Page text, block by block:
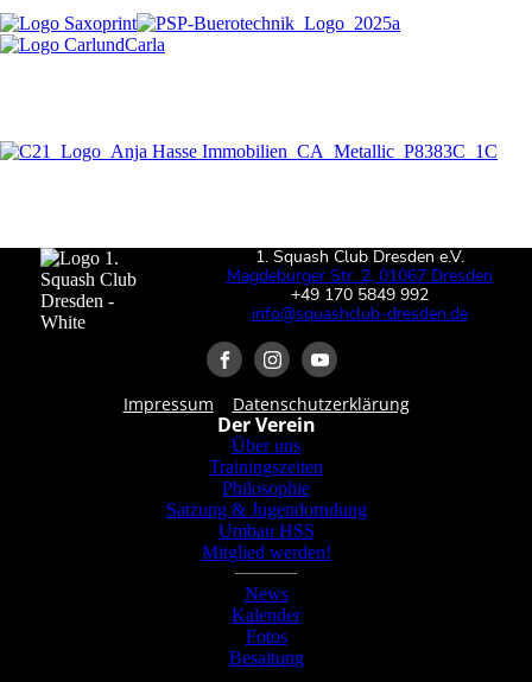
1. Squash Club Dresden e.V.
Magdeburger Str. 2, 01067 Dresden
+49 170 5849 992
info@squashclub-dresden.de
Impressum Datenschutzerklärung
Der Verein
Über uns
Trainingszeiten
Philosophie
Satzung & Jugendorndung
Umbau HSS
Mitglied werden!
News
Kalender
Fotos
Besaitung